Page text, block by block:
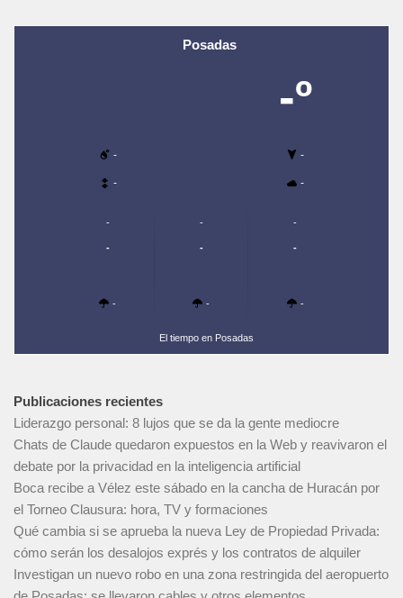
Posadas
-º
- -
- -
-
-
-
-
-
-
-
-
-
El tiempo en Posadas
Publicaciones recientes
Liderazgo personal: 8 lujos que se da la gente mediocre
Chats de Claude quedaron expuestos en la Web y reavivaron el
debate por la privacidad en la inteligencia artificial
Boca recibe a Vélez este sábado en la cancha de Huracán por
el Torneo Clausura: hora, TV y formaciones
Qué cambia si se aprueba la nueva Ley de Propiedad Privada:
cómo serán los desalojos exprés y los contratos de alquiler
Investigan un nuevo robo en una zona restringida del aeropuerto